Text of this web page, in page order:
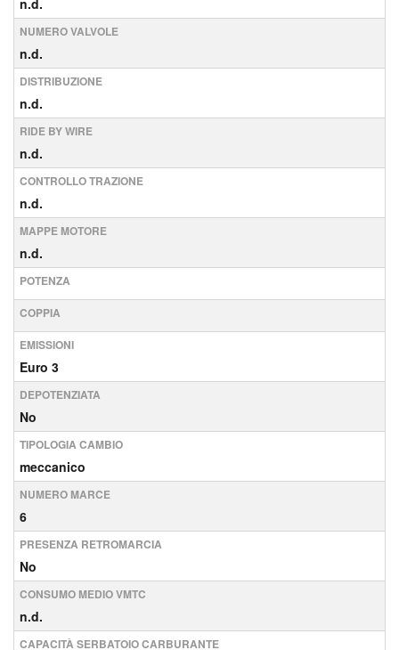
n.d.
NUMERO VALVOLE
n.d.
DISTRIBUZIONE
n.d.
RIDE BY WIRE
n.d.
CONTROLLO TRAZIONE
n.d.
MAPPE MOTORE
n.d.
POTENZA
COPPIA
EMISSIONI
Euro 3
DEPOTENZIATA
No
TIPOLOGIA CAMBIO
meccanico
NUMERO MARCE
6
PRESENZA RETROMARCIA
No
CONSUMO MEDIO VMTC
n.d.
CAPACITÀ SERBATOIO CARBURANTE